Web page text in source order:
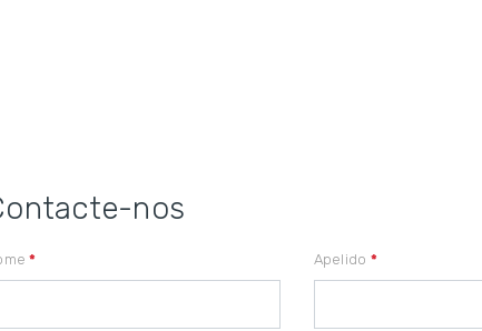
nos
* Apelido *